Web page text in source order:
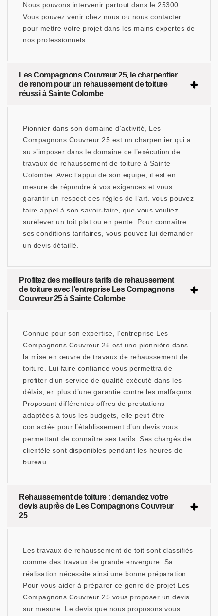
Nous pouvons intervenir partout dans le 25300.
Vous pouvez venir chez nous ou nous contacter
pour mettre votre projet dans les mains expertes de
nos professionnels.
Les Compagnons Couvreur 25, le charpentier
de renom pour un rehaussement de toiture
réussi à Sainte Colombe
Pionnier dans son domaine d’activité, Les
Compagnons Couvreur 25 est un charpentier qui a
su s’imposer dans le domaine de l’exécution de
travaux de rehaussement de toiture à Sainte
Colombe. Avec l’appui de son équipe, il est en
mesure de répondre à vos exigences et vous
garantir un respect des règles de l’art. vous pouvez
faire appel à son savoir-faire, que vous vouliez
surélever un toit plat ou en pente. Pour connaître
ses conditions tarifaires, vous pouvez lui demander
un devis détaillé.
Profitez des meilleurs tarifs de rehaussement
de toiture avec l’entreprise Les Compagnons
Couvreur 25 à Sainte Colombe
Connue pour son expertise, l’entreprise Les
Compagnons Couvreur 25 est une pionnière dans
la mise en œuvre de travaux de rehaussement de
toiture. Lui faire confiance vous permettra de
profiter d’un service de qualité exécuté dans les
délais, en plus d’une garantie contre les malfaçons.
Proposant différentes offres de prestations
adaptées à tous les budgets, elle peut être
contactée pour l’établissement d’un devis vous
permettant de connaître ses tarifs. Ses chargés de
clientèle sont disponibles pendant les heures de
bureau.
Rehaussement de toiture : demandez votre
devis auprès de Les Compagnons Couvreur
25
Les travaux de rehaussement de toit sont classifiés
comme des travaux de grande envergure. Sa
réalisation nécessite ainsi une bonne préparation.
Pour vous aider à préparer ce genre de projet Les
Compagnons Couvreur 25 vous proposer un devis
sur mesure. Le devis que nous proposons vous